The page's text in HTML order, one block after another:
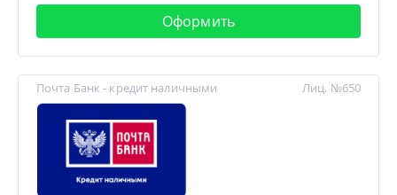
Оформить
Почта Банк - кредит наличными Лиц. №650